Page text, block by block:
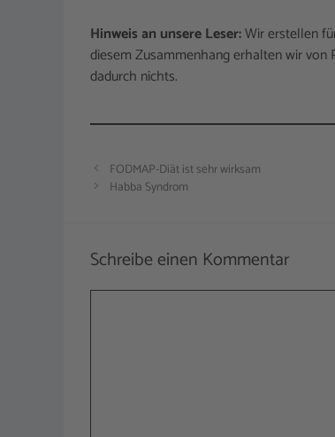
Hinweis an unsere Leser:Wir erstellen
diesem Zusammenhang erhalten wir von
dadurch nichts.
FODMAP-Diät ist sehr wirksam
Habba Syndrom
Schreibe einen Kommentar
Kommentar